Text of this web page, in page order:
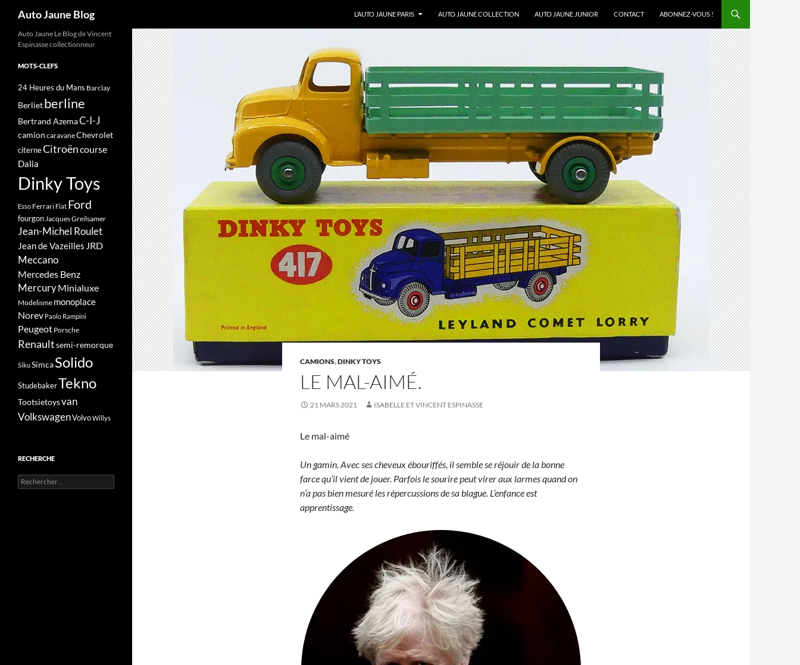
Auto Jaune Blog
L’AUTO JAUNE PARIS
AUTO JAUNE COLLECTION AUTO JAUNE JUNIOR CONTACT ABONNEZ-VOUS !
CAMIONS,DINKY TOYS
LE MAL-AIMÉ.
21 MARS 2021 ISABELLE ET VINCENT ESPINASSE
Le mal-aimé
Un gamin. Avec ses cheveux ébouriffés, il semble se réjouir de la bonne
farce qu’il vient de jouer. Parfois le sourire peut virer aux larmes quand on
n’a pas bien mesuré les répercussions de sa blague. L’enfance est
apprentissage.
Auto Jaune Le Blog de Vincent
Espinasse collectionneur
MOTS-CLEFS
24 Heures du Mans Barclay
Berlietberline
Bertrand AzemaC-I-J
camion caravaneChevrolet
citerneCitroëncourse
Dalia
Dinky Toys
Esso Ferrari Fiat Ford
fourgonJacques Greilsamer
Jean-Michel Roulet
Jean de Vazeilles JRD
Meccano
Mercedes Benz
MercuryMinialuxe
Modelisme monoplace
Norev Paolo Rampini
Peugeot Porsche
Renaultsemi-remorque
SikuSimcaSolido
StudebakerTekno
Tootsietoysvan
VolkswagenVolvoWillys
RECHERCHE
Rechercher :